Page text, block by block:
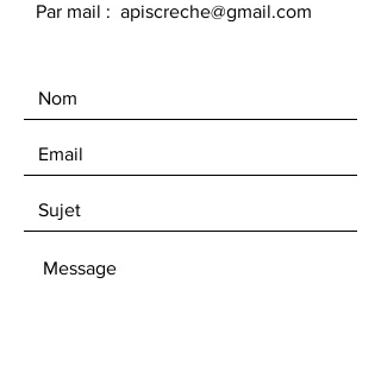
Par mail : apiscreche@gmail.com